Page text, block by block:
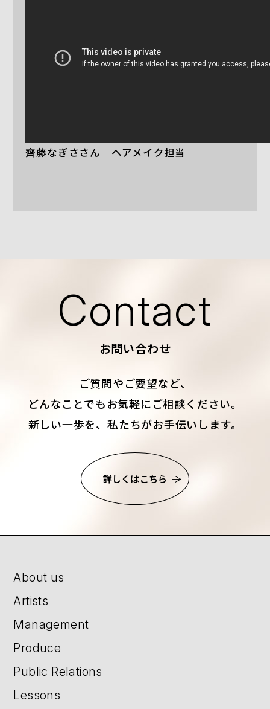
齊藤なぎささん ヘアメイク担当
Contact
お問い合わせ
ご質問やご要望など、
どんなことでもお気軽にご相談ください。
新しい一歩を、私たちがお手伝いします。
詳しくはこちら
About us
Artists
Management
Produce
Public Relations
Lessons